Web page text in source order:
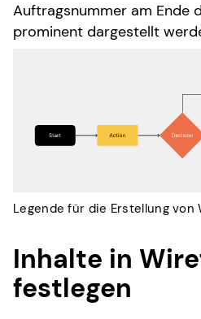
Auftragsnummer am Ende
prominent dargestellt
Legende für die Erstellung von
Inhalte in
festlegen